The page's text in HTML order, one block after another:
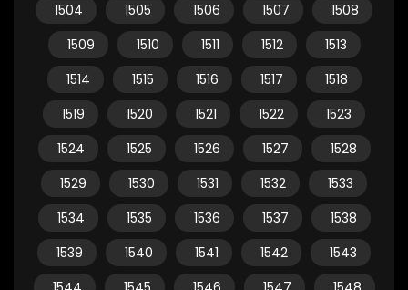
1504
1505 1506 1507
1508
1509
1510 1511 1512
1513
1514
1515 1516 1517
1518
1519
1520 1521 1522
1523
1524
1525 1526 1527
1528
1529
1530 1531 1532
1533
1534
1535 1536 1537
1538
1539
1540 1541 1542
1543